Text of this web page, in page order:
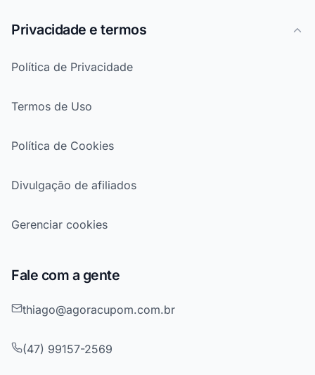
Privacidade e termos
Política de Privacidade
Termos de Uso
Política de Cookies
Divulgação de afiliados
Gerenciar cookies
Fale com a gente
thiago@agoracupom.com.br
(47) 99157-2569